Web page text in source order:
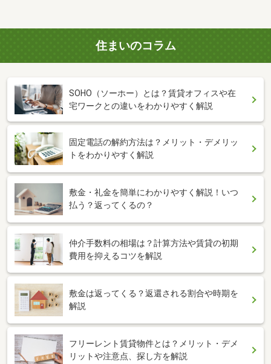
住まいのコラム
SOHO（ソーホー）とは？賃貸オフィスや在
宅ワークとの違いをわかりやすく解説
固定電話の解約方法は？メリット・デメリッ
トをわかりやすく解説
敷金・礼金を簡単にわかりやすく解説！いつ
払う？返ってくるの？
仲介手数料の相場は？計算方法や賃貸の初期
費用を抑えるコツを解説
敷金は返ってくる？返還される割合や時期を
解説
フリーレント賃貸物件とは？メリット・デメ
リットや注意点、探し方を解説